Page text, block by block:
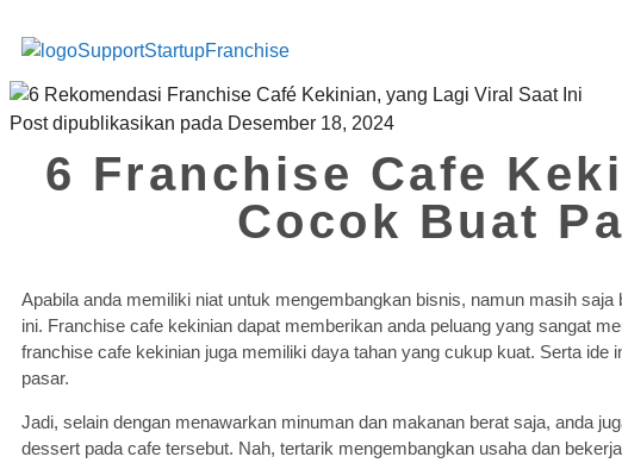
Post dipublikasikan pada Desember 18, 2024
6 Franchise Cafe
Cocok Buat
Apabila anda memiliki niat untuk mengembangkan bisnis, namun masih
ini. Franchise cafe kekinian dapat memberikan anda peluang yang sangat
franchise cafe kekinian juga memiliki daya tahan yang cukup kuat. Serta
pasar.
Jadi, selain dengan menawarkan minuman dan makanan berat saja, anda
dessert pada cafe tersebut. Nah, tertarik mengembangkan usaha dan